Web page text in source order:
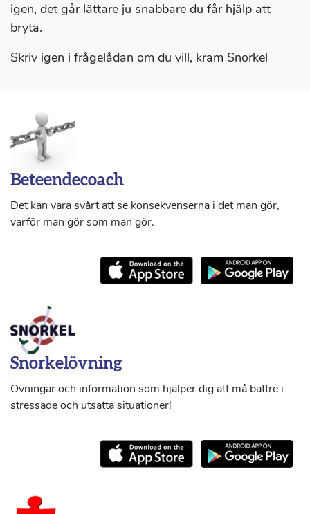
igen, det går lättare ju snabbare du får hjälp att
bryta.
Skriv igen i frågelådan om du vill, kram Snorkel
Beteendecoach
Det kan vara svårt att se konsekvenserna i det man gör,
varför man gör som man gör.
Snorkelövning
Övningar och information som hjälper dig att må bättre i
stressade och utsatta situationer!